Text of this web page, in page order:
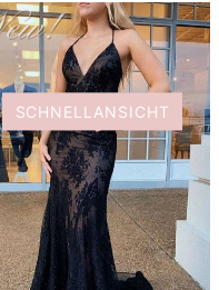
SCHNELLANSICHT